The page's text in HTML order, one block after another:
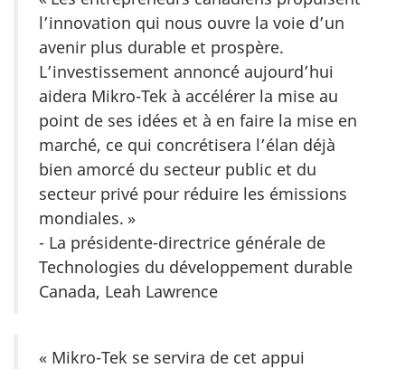
l’innovation qui nous ouvre la voie d’un
avenir plus durable et prospère.
L’investissement annoncé aujourd’hui
aidera Mikro-Tek à accélérer la mise au
point de ses idées et à en faire la mise en
marché, ce qui concrétisera l’élan déjà
bien amorcé du secteur public et du
secteur privé pour réduire les émissions
mondiales. »
- La présidente-directrice générale de
Technologies du développement durable
Canada, Leah Lawrence
« Mikro-Tek se servira de cet appui